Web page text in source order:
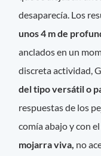
desaparecía. Los
unos 4 m de
anclados en un
discreta actividad,
del tipo versátil o
respuestas de los
comía abajo y con
mojarra viva, no